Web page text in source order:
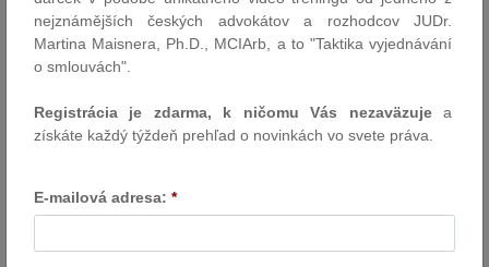
Text:
NAJČÍTANEJŠIE ČLÁNKY
nejznámějších českých advokátov a rozhodcov JUDr.
Martina Maisnera, Ph.D., MCIArb, a to "Taktika vyjednávání
o smlouvách".
Registrácia je zdarma, k ničomu Vás nezaväzujea
získáte každý týždeň prehľad o novinkách vo svete práva.
E-mailová adresa: *